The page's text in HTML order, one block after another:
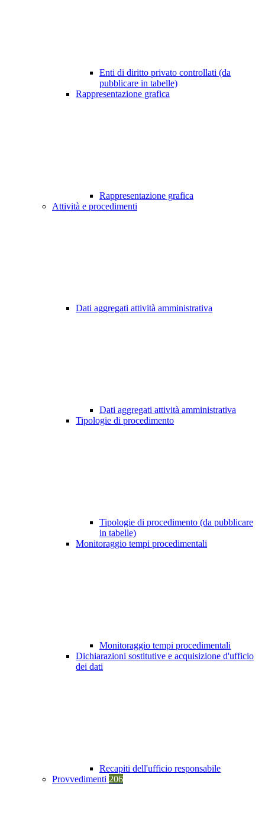
Enti di diritto privato controllati (da
pubblicare in tabelle)
Rappresentazione grafica
Rappresentazione grafica
Attività e procedimenti
Dati aggregati attività amministrativa
Dati aggregati attività amministrativa
Tipologie di procedimento
Tipologie di procedimento (da pubblicare
in tabelle)
Monitoraggio tempi procedimentali
Monitoraggio tempi procedimentali
Dichiarazioni sostitutive e acquisizione d'ufficio
dei dati
Recapiti dell'ufficio responsabile
Provvedimenti 206